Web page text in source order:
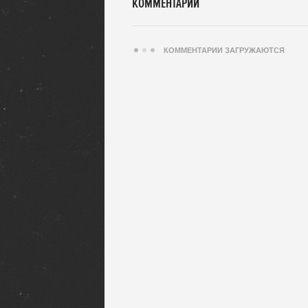
КОММЕНТАРИИ
КОММЕНТАРИИ ЗАГРУЖАЮТСЯ